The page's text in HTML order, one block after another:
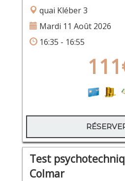
quai Kléber 3
Mardi 11 Août 2026
16:35 - 16:55
Test
Colmar